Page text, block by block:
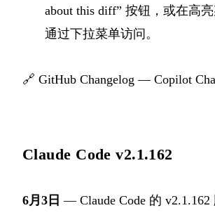
about this diff” 按钮，或在高
通过下拉菜单访问。
🔗 GitHub Changelog — Copilot
Claude Code v2.1.162
6月3日 — Claude Code 的 v2.1.162